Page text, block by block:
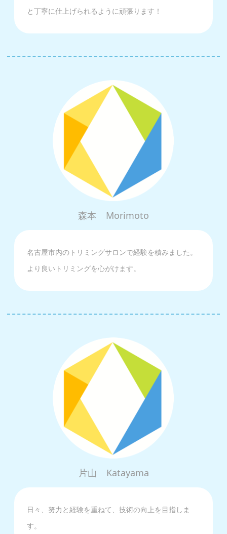
と丁寧に仕上げられるように頑張ります！
森本 Morimoto
名古屋市内のトリミングサロンで経験を積みました。
より良いトリミングを心がけます。
片山 Katayama
日々、努力と経験を重ねて、技術の向上を目指しま
す。